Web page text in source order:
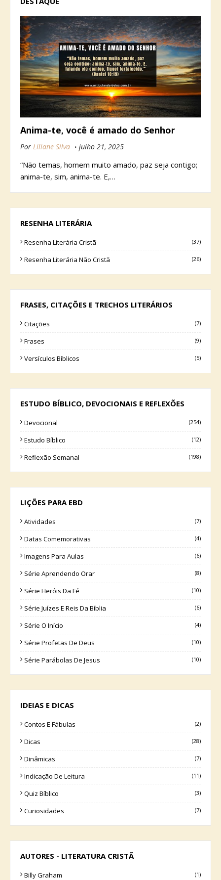
Anima-te, você é amado do Senhor
Por Liliane Silva julho 21, 2025
“Não temas, homem muito amado, paz seja contigo;
anima-te, sim, anima-te. E,…
RESENHA LITERÁRIA
Resenha Literária Cristã (37)
Resenha Literária Não Cristã (26)
FRASES, CITAÇÕES E TRECHOS LITERÁRIOS
Citações (7)
Frases (9)
Versículos Bíblicos (5)
ESTUDO BÍBLICO, DEVOCIONAIS E REFLEXÕES
Devocional (254)
Estudo Bíblico (12)
Reflexão Semanal (198)
LIÇÕES PARA EBD
Atividades (7)
Datas Comemorativas (4)
Imagens Para Aulas (6)
Série Aprendendo Orar (8)
Série Heróis Da Fé (10)
Série Juízes E Reis Da Bíblia (6)
Série O Início (4)
Série Profetas De Deus (10)
Série Parábolas De Jesus (10)
IDEIAS E DICAS
Contos E Fábulas (2)
Dicas (28)
Dinâmicas (7)
Indicação De Leitura (11)
Quiz Bíblico (3)
Curiosidades (7)
AUTORES - LITERATURA CRISTÃ
Billy Graham (1)